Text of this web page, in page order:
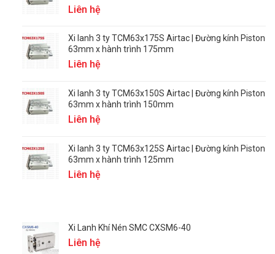
Liên hệ
Xi lanh 3 ty TCM63x175S Airtac | Đường kính Piston
63mm x hành trình 175mm
Liên hệ
Xi lanh 3 ty TCM63x150S Airtac | Đường kính Piston
63mm x hành trình 150mm
Liên hệ
Xi lanh 3 ty TCM63x125S Airtac | Đường kính Piston
63mm x hành trình 125mm
Liên hệ
Xi Lanh Khí Nén SMC CXSM6-40
Liên hệ